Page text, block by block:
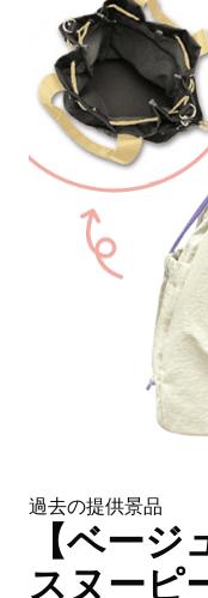
過去の提供景品
【ベージ
スヌーピ